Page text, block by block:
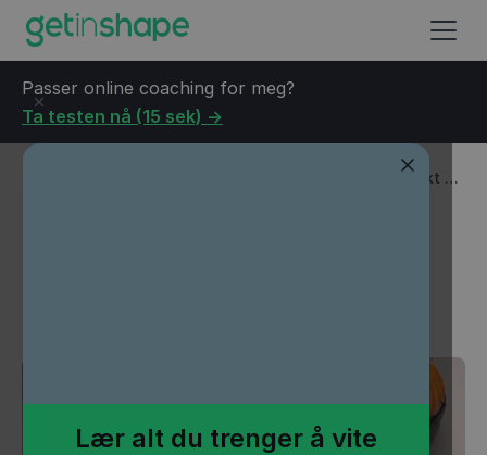
Passer online coaching for meg?
Ta testen nå (15 sek) ->
Lær alt du trenger å vite
Slik regner du ut vektforskjellen i stekt og